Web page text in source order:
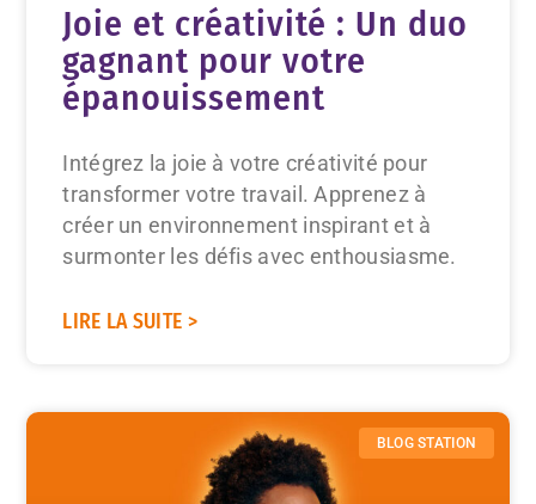
Joie et créativité : Un duo
gagnant pour votre
épanouissement
Intégrez la joie à votre créativité pour
transformer votre travail. Apprenez à
créer un environnement inspirant et à
surmonter les défis avec enthousiasme.
LIRE LA SUITE >
BLOG STATION